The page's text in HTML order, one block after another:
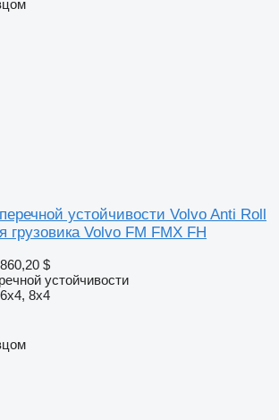
устойчивости Volvo Anti Roll
грузовика Volvo FM FMX FH
$
устойчивости
8x4